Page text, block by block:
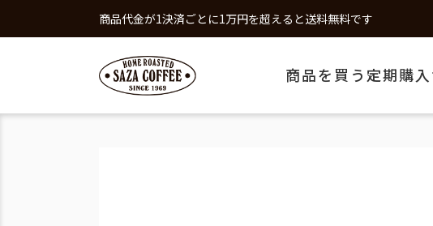
商品代金が1決済ごとに1万円を超えると送料無料です
商品を買う 定期購入